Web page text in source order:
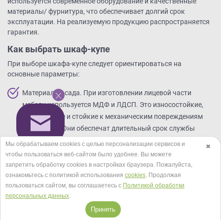
материалы/ фурнитура, что обеспечивает долгий срок
эксплуатации. На реализуемую продукцию распространяется
гарантия.
Как выбрать шкаф-купе
При выборе шкафа-купе следует ориентироваться на
основные параметры:
Материал фасада. При изготовлении лицевой части
мебели используется МДФ и ЛДСП. Это износостойкие,
долговечные и стойкие к механическим повреждениям
материалы. Они обеспечат длительный срок службы
шкафам-купе. Можно выбрать любую цветовую палитру
фасада. Поверхность может быть под дерево, глянцевой
или матовой. Практичным решением являются модели с
зеркальным фасадом. Зеркало придает мебели
изысканности и функциональности, а также визуально
увеличивает помещение.
Линейные размеры. Корпусные шкафы-купе
✖
Мы обрабатываем cookies с целью персонализации сервисов и
чтобы пользоваться веб-сайтом было удобнее. Вы можете
запретить обработку сookies в настройках браузера. Пожалуйста,
ознакомьтесь с политикой использования cookies. Продолжая
пользоваться сайтом, вы соглашаетесь с Политикой обработки
персональных данных.
Принять